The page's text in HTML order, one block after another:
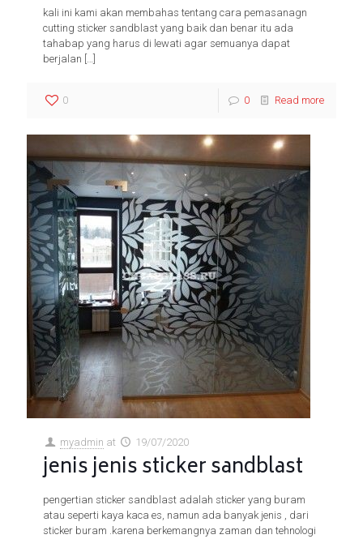
kali ini kami akan membahas tentang cara pemasanagn
cutting sticker sandblast yang baik dan benar itu ada
tahabap yang harus di lewati agar semuanya dapat
berjalan […]
0 0 Read more
myadmin at 19/07/2020
jenis jenis sticker sandblast
pengertian sticker sandblast adalah sticker yang buram
atau seperti kaya kaca es, namun ada banyak jenis , dari
sticker buram .karena berkemangnya zaman dan tehnologi